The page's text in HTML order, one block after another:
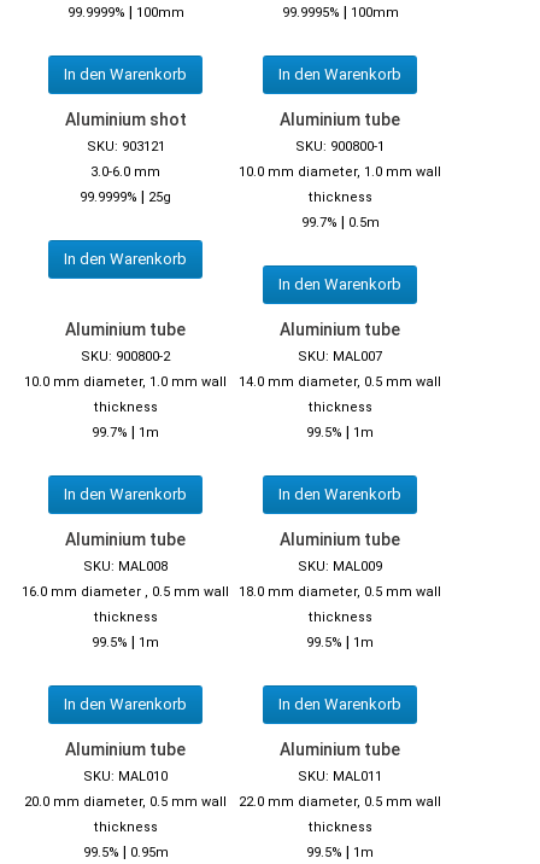
99.9999% | 100mm
In den Warenkorb
99.9995% | 100mm
In den Warenkorb
Aluminium shot
SKU: 903121
3.0-6.0 mm
99.9999% | 25g
In den Warenkorb
Aluminium tube
SKU: 900800-1
10.0 mm diameter, 1.0 mm wall
thickness
99.7% | 0.5m
In den Warenkorb
Aluminium tube
SKU: 900800-2
10.0 mm diameter, 1.0 mm wall
thickness
99.7% | 1m
In den Warenkorb
Aluminium tube
SKU: MAL007
14.0 mm diameter, 0.5 mm wall
thickness
99.5% | 1m
In den Warenkorb
Aluminium tube
SKU: MAL008
16.0 mm diameter , 0.5 mm wall
thickness
99.5% | 1m
In den Warenkorb
Aluminium tube
SKU: MAL009
18.0 mm diameter, 0.5 mm wall
thickness
99.5% | 1m
In den Warenkorb
Aluminium tube
SKU: MAL010
20.0 mm diameter, 0.5 mm wall
thickness
99.5% | 0.95m
Aluminium tube
SKU: MAL011
22.0 mm diameter, 0.5 mm wall
thickness
99.5% | 1m